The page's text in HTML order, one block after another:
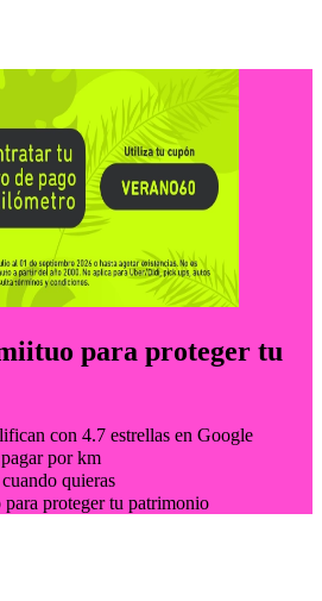
ó
para proteger tu
con 4.7 estrellas en Google
por km
quieras
proteger tu patrimonio